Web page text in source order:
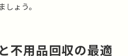
ょう。
不用品回収の最適